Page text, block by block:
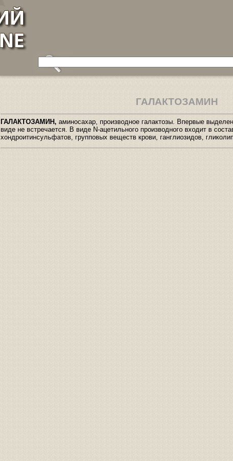
ГАЛАКТОЗАМИН
ГАЛАКТОЗАМИН, аминосахар, производное галактозы. Впервые
виде не встречается. В виде N-ацетильного производного входит в
хондроитинсульфатов, групповых веществ крови, ганглиозидов,